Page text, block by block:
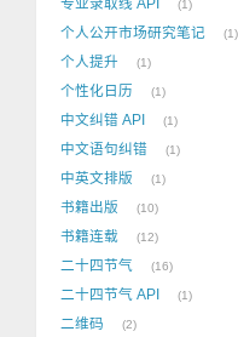
1
个人公开市场研究笔记 1
个人提升 1
个性化日历 1
中文纠错 API 1
中文语句纠错 1
中英文排版 1
书籍出版 10
书籍连载 12
二十四节气 16
二十四节气 API 1
二维码 2